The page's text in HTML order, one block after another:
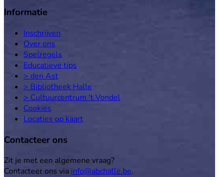
Informatie
Inschrijven
Over ons
Spelregels
Educatieve tips
> den Ast
> Bibliotheek Halle
> Cultuurcentrum 't Vondel
Cookies
Locaties op kaart
Contacteer ons
Zit je met een algemene vraag?
Contacteer ons viainfo@abchalle.be.